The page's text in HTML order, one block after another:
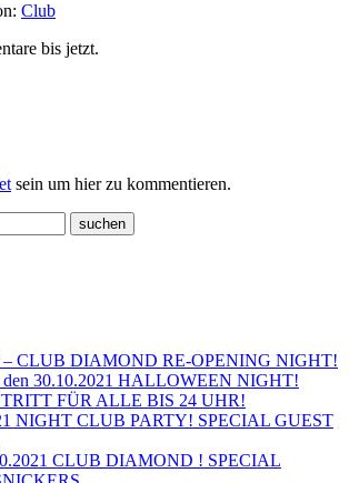
Club
bis jetzt.
sein um hier zu kommentieren.
– CLUB DIAMOND RE-OPENING NIGHT!
den 30.10.2021 HALLOWEEN NIGHT!
FÜR ALLE BIS 24 UHR!
NIGHT CLUB PARTY! SPECIAL GUEST
CLUB DIAMOND ! SPECIAL